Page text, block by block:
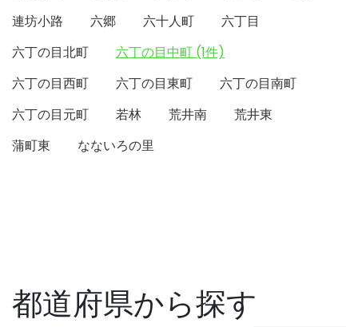
連坊小路
六郷 六十人町
六丁目
六丁の目北町
六丁の目中町 (1件)
六丁の目西町
六丁の目東町
六丁の目南町
六丁の目元町
若林 荒井南
荒井東
蒲町東
なないろの里
都道府県から探す